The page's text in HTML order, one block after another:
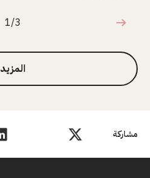
مشاركة
1 من 3
1/3
المزيد